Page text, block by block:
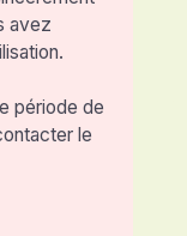
avez
période de
le